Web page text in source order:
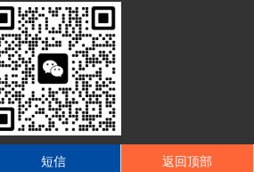
短信 返回顶部